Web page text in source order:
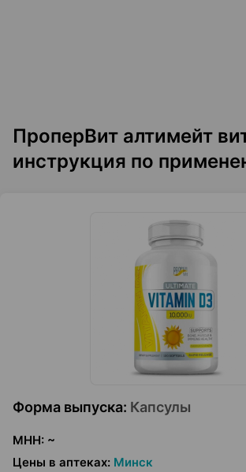
ПроперВит алтимейт
инструкция по
Форма выпуска: Капсулы
МНН: ~
Цены в аптеках: Минск